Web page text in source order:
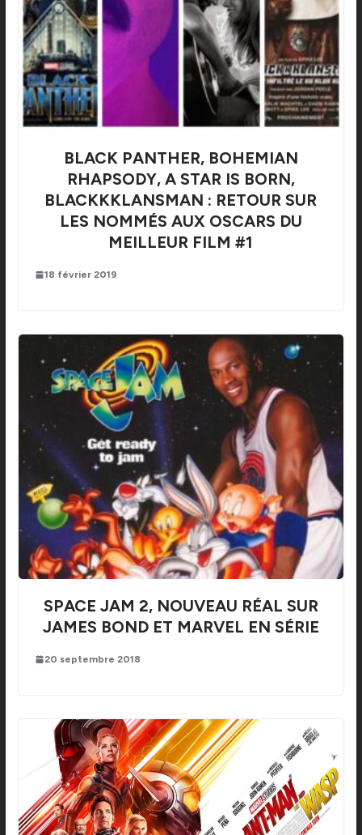
BLACK PANTHER, BOHEMIAN
RHAPSODY, A STAR IS BORN,
BLACKKKLANSMAN : RETOUR SUR
LES NOMMÉS AUX OSCARS DU
MEILLEUR FILM #1
18 février 2019
SPACE JAM 2, NOUVEAU RÉAL SUR
JAMES BOND ET MARVEL EN SÉRIE
20 septembre 2018